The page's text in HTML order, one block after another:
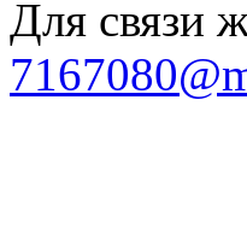
Для связи